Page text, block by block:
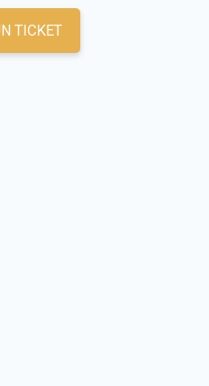
TICKET